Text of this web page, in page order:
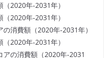
2020年-2031年）
2020年-2031年）
消費額（2020年-2031年）
2020年-2031年）
の消費額（2020年-2031